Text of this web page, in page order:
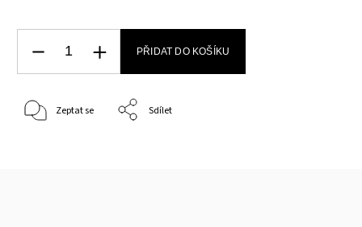
PŘIDAT DO KOŠÍKU
Zeptat se Sdílet